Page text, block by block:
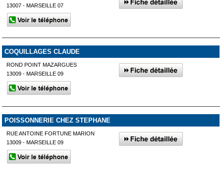
13007 - MARSEILLE 07
COQUILLAGES CLAUDE
ROND POINT MAZARGUES
13009 - MARSEILLE 09
POISSONNERIE CHEZ STEPHANE
RUE ANTOINE FORTUNE MARION
13009 - MARSEILLE 09